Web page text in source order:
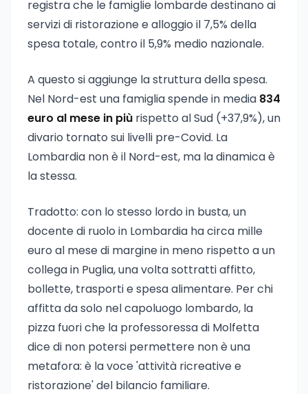
registra che le famiglie lombarde destinano ai
servizi di ristorazione e alloggio il 7,5% della
spesa totale, contro il 5,9% medio nazionale.
A questo si aggiunge la struttura della spesa.
Nel Nord-est una famiglia spende in media 834
euro al mese in più rispetto al Sud (+37,9%), un
divario tornato sui livelli pre-Covid. La
Lombardia non è il Nord-est, ma la dinamica è
la stessa.
Tradotto: con lo stesso lordo in busta, un
docente di ruolo in Lombardia ha circa mille
euro al mese di margine in meno rispetto a un
collega in Puglia, una volta sottratti affitto,
bollette, trasporti e spesa alimentare. Per chi
affitta da solo nel capoluogo lombardo, la
pizza fuori che la professoressa di Molfetta
dice di non potersi permettere non è una
metafora: è la voce 'attività ricreative e
ristorazione' del bilancio familiare.